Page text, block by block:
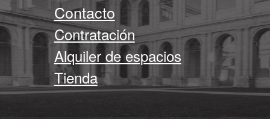
Contacto
Contratación
Alquiler de espacios
Tienda